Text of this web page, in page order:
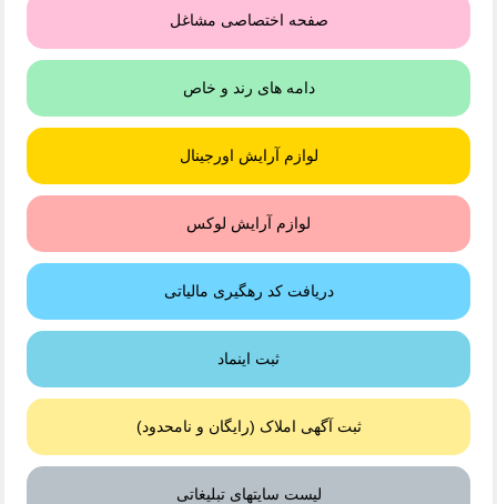
صفحه اختصاصی مشاغل
دامه های رند و خاص
لوازم آرایش اورجینال
لوازم آرایش لوکس
دریافت کد رهگیری مالیاتی
ثبت اینماد
ثبت آگهی املاک (رایگان و نامحدود)
لیست سایتهای تبلیغاتی